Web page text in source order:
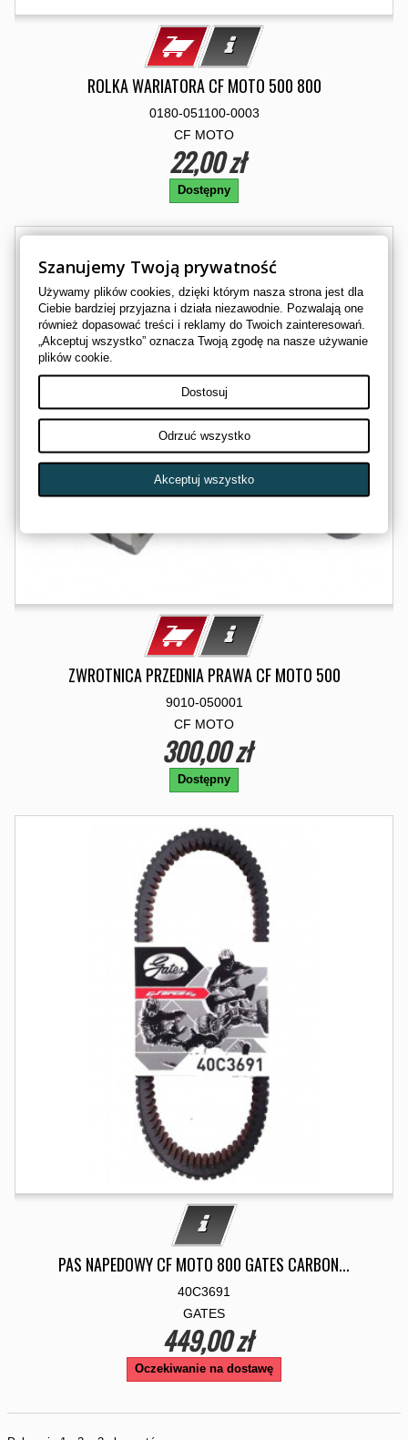
ROLKA WARIATORA CF MOTO 500 800
0180-051100-0003
CF MOTO
22,00 zł
Dostępny
ZWROTNICA PRZEDNIA PRAWA CF MOTO 500
9010-050001
CF MOTO
300,00 zł
Dostępny
PAS NAPEDOWY CF MOTO 800 GATES CARBON...
40C3691
GATES
449,00 zł
Oczekiwanie na dostawę
Szanujemy Twoją prywatność
Używamy plików cookies, dzięki którym nasza strona jest dla
Ciebie bardziej przyjazna i działa niezawodnie. Pozwalają one
również dopasować treści i reklamy do Twoich zainteresowań.
„Akceptuj wszystko” oznacza Twoją zgodę na nasze używanie
plików cookie.
Dostosuj
Odrzuć wszystko
Akceptuj wszystko